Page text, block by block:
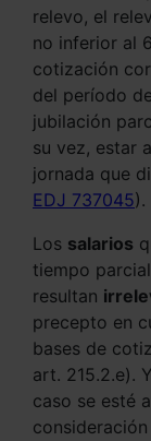
relevo, el
no inferior al
cotización
del período
jubilación
su vez, estar
jornada que
EDJ 737045).
Los salarios
tiempo
resultan
precepto en
bases de
art. 215.2.e).
caso se esté